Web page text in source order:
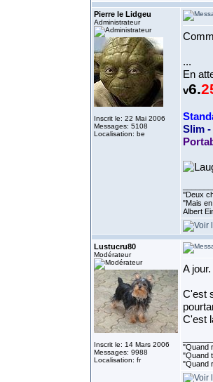
Pierre le Lidgeu
Administrateur
Inscrit le: 22 Mai 2006
Messages: 5108
Localisation: be
...
En
v6.
Slim
''Deux
"Mais
Albert
Lustucru80
Modérateur
Inscrit le: 14 Mars 2006
Messages: 9988
Localisation: fr
A
C'est
C'est
"Quand
"Quand
"Quand